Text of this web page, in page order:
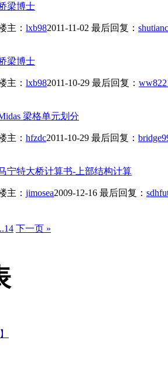
梁博士
主： lxb982011-11-02 最后回复：
梁博士
主： lxb982011-10-29 最后回复： ww822
梁格单元划分
主： hfzdc2011-10-29 最后回复：
宁特大桥计算书-上部结构计算
主： jimosea2009-12-16 最后回复：
下一页 »